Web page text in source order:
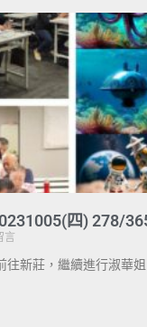
四) 278/
言
往新莊，繼續進行淑華